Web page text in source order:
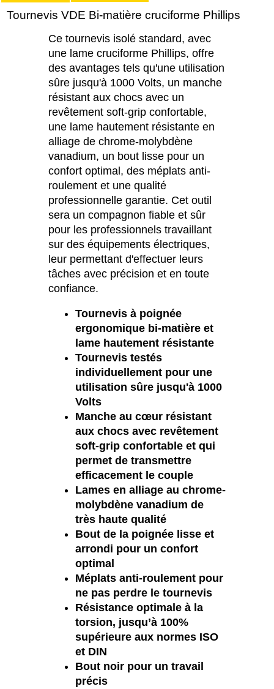
Tournevis VDE Bi-matière cruciforme Phillips
Ce tournevis isolé standard, avec
une lame cruciforme Phillips, offre
des avantages tels qu'une utilisation
sûre jusqu'à 1000 Volts, un manche
résistant aux chocs avec un
revêtement soft-grip confortable,
une lame hautement résistante en
alliage de chrome-molybdène
vanadium, un bout lisse pour un
confort optimal, des méplats anti-
roulement et une qualité
professionnelle garantie. Cet outil
sera un compagnon fiable et sûr
pour les professionnels travaillant
sur des équipements électriques,
leur permettant d'effectuer leurs
tâches avec précision et en toute
confiance.
Tournevis à poignée
ergonomique bi-matière et
lame hautement résistante
Tournevis testés
individuellement pour une
utilisation sûre jusqu'à 1000
Volts
Manche au cœur résistant
aux chocs avec revêtement
soft-grip confortable et qui
permet de transmettre
efficacement le couple
Lames en alliage au chrome-
molybdène vanadium de
très haute qualité
Bout de la poignée lisse et
arrondi pour un confort
optimal
Méplats anti-roulement pour
ne pas perdre le tournevis
Résistance optimale à la
torsion, jusqu’à 100%
supérieure aux normes ISO
et DIN
Bout noir pour un travail
précis